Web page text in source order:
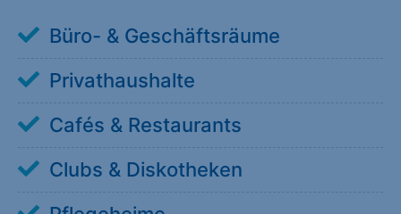
Büro- & Geschäftsräume
Privathaushalte
Cafés & Restaurants
Clubs & Diskotheken